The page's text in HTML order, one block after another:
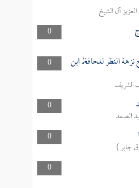
آل الشيخ
0
0
النظر للحافظ ابن
الشريف
0
الصمد
0
جابر )
0